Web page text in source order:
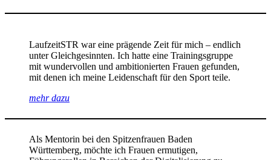
LaufzeitSTR war eine prägende Zeit für mich – endlich
unter Gleichgesinnten. Ich hatte eine Trainingsgruppe
mit wundervollen und ambitionierten Frauen gefunden,
mit denen ich meine Leidenschaft für den Sport teile.
mehr dazu
Als Mentorin bei den Spitzenfrauen Baden
Württemberg, möchte ich Frauen ermutigen,